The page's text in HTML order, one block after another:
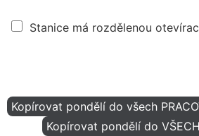
Stanice má rozdělenou
Kopírovat pondělí do všech
Kopírovat pondělí do